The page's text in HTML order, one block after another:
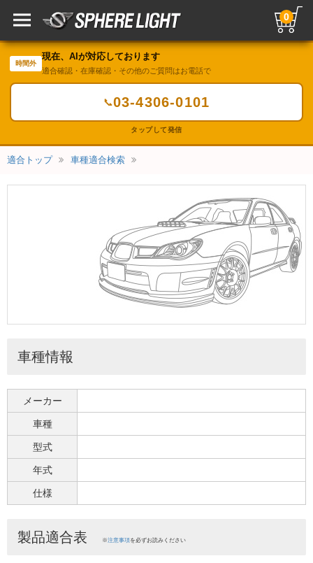
0
時間外
現在、AIが対応しております
適合確認・在庫確認・その他のご質問はお電話で
📞03-4306-0101
タップして発信
適合トップ 車種適合検索
車種情報
メーカー
車種
型式
年式
仕様
製品適合表 ※注意事項を必ずお読みください